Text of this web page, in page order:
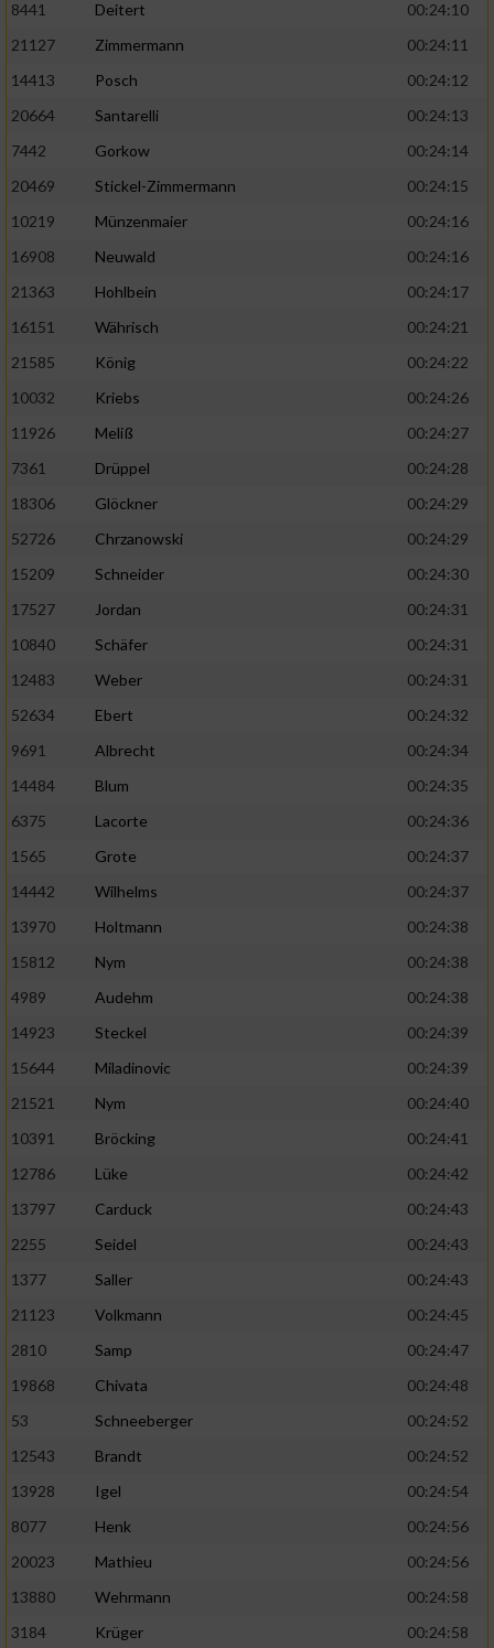
8441 Deitert
00:24:10
21127
Zimmermann
00:24:11
14413
Posch
00:24:12
20664
Santarelli
00:24:13
7442
Gorkow
00:24:14
20469
Stickel-Zimmermann
00:24:15
10219
Münzenmaier
00:24:16
16908
Neuwald
00:24:16
21363
Hohlbein
00:24:17
16151
Währisch
00:24:21
21585
König
00:24:22
10032
Kriebs
00:24:26
11926
Meliß
00:24:27
7361
Drüppel
00:24:28
18306
Glöckner
00:24:29
52726
Chrzanowski
00:24:29
15209
Schneider
00:24:30
17527
Jordan
00:24:31
10840
Schäfer
00:24:31
12483
Weber
00:24:31
52634
Ebert
00:24:32
9691
Albrecht
00:24:34
14484
Blum
00:24:35
6375
Lacorte
00:24:36
1565
Grote
00:24:37
14442
Wilhelms
00:24:37
13970
Holtmann
00:24:38
15812
Nym
00:24:38
4989
Audehm
00:24:38
14923
Steckel
00:24:39
15644
Miladinovic
00:24:39
21521
Nym
00:24:40
10391
Bröcking
00:24:41
12786
Lüke
00:24:42
13797
Carduck
00:24:43
2255
Seidel
00:24:43
1377
Saller
00:24:43
21123
Volkmann
00:24:45
2810
Samp
00:24:47
19868
Chivata
00:24:48
53
Schneeberger
00:24:52
12543
Brandt
00:24:52
13928
Igel
00:24:54
8077
Henk
00:24:56
20023
Mathieu
00:24:56
13880
Wehrmann
00:24:58
3184
Krüger
00:24:58